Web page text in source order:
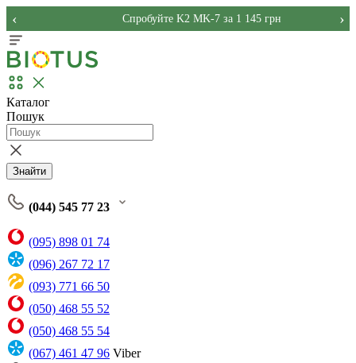
Спробуйте K2 MK-7 за 1 145 грн
‹ ›
Каталог
Пошук
Знайти
(044) 545 77 23
(095) 898 01 74
(096) 267 72 17
(093) 771 66 50
(050) 468 55 52
(050) 468 55 54
(067) 461 47 96 Viber